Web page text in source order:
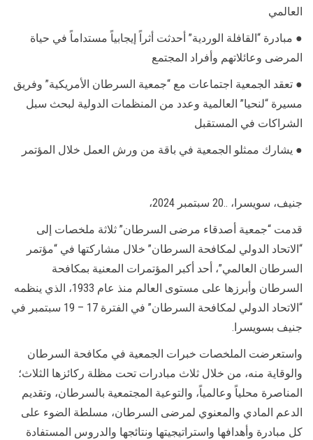
العالمي
● مبادرة “القافلة الوردية” أحدثت أثراً إيجابياً مستداماً في حياة
المرضى وعائلاتهم وأفراد المجتمع
● تعقد الجمعية اجتماعات مع “جمعية السرطان الأمريكية” وفريق
مسيرة “لنحيا” العالمية وعدد من المنظمات الدولية لبحث سبل
الشراكات في المستقبل
● يشارك ممثلو الجمعية في باقة من ورش العمل خلال المؤتمر
جنيف، سويسرا، ..20 سبتمبر 2024،
قدمت “جمعية أصدقاء مرضى السرطان” ثلاثة ملخصات إلى
“الاتحاد الدولي لمكافحة السرطان” خلال مشاركتها في “مؤتمر
السرطان العالمي”، أحد أكبر المؤتمرات المعنية بمكافحة
السرطان وأبرزها على مستوى العالم منذ عام 1933، الذي ينظمه
“الاتحاد الدولي لمكافحة السرطان” في الفترة 17 – 19 سبتمبر في
جنيف بسويسرا.
واستعرضت الملخصات خبرات الجمعية في مكافحة السرطان
والوقاية منه، من خلال ثلاث مبادرات تحت مظلة ركائزها الثلاث؛
المناصرة محلياً وعالمياً، والتوعية المجتمعية بالسرطان، وتقديم
الدعم المادي والمعنوي لمرضى السرطان، مسلطة الضوء على
كل مبادرة وأهدافها واستراتيجيتها ونتائجها والدروس المستفادة